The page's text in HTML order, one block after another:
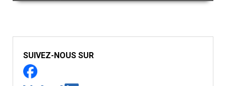
SUIVEZ-NOUS SUR